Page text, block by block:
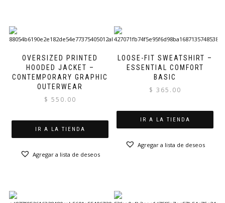
OVERSIZED PRINTED
HOODED JACKET –
CONTEMPORARY GRAPHIC
OUTERWEAR
$ 550.00
IR A LA TIENDA
Agregar a lista de deseos
LOOSE-FIT SWEATSHIRT –
ESSENTIAL COMFORT
BASIC
$ 365.00
IR A LA TIENDA
Agregar a lista de deseos